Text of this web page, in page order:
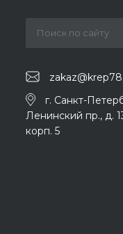
г. Санкт-
Ленинский пр., д.
корп. 5